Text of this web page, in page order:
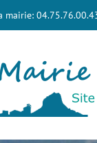
mairie: